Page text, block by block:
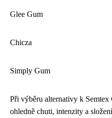
Glee Gum
Chicza
Simply Gum
Při výběru alternativy k Semtex
ohledně chuti, intenzity a